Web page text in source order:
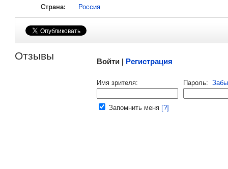
Страна: Россия
Отзывы Войти | Регистрация
Имя зрителя: Пароль:
Запомнить меня [?]